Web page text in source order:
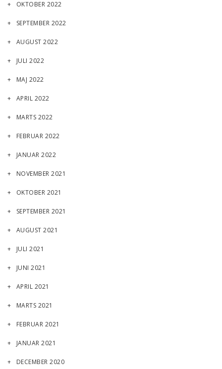
OKTOBER 2022
SEPTEMBER 2022
AUGUST 2022
JULI 2022
MAJ 2022
APRIL 2022
MARTS 2022
FEBRUAR 2022
JANUAR 2022
NOVEMBER 2021
OKTOBER 2021
SEPTEMBER 2021
AUGUST 2021
JULI 2021
JUNI 2021
APRIL 2021
MARTS 2021
FEBRUAR 2021
JANUAR 2021
DECEMBER 2020